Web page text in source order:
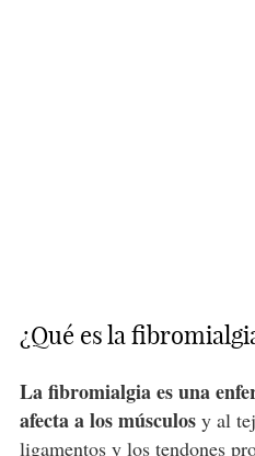
¿Qué es la
La fibromialgia es una
afecta a los músculosy al
ligamentos y los tendones